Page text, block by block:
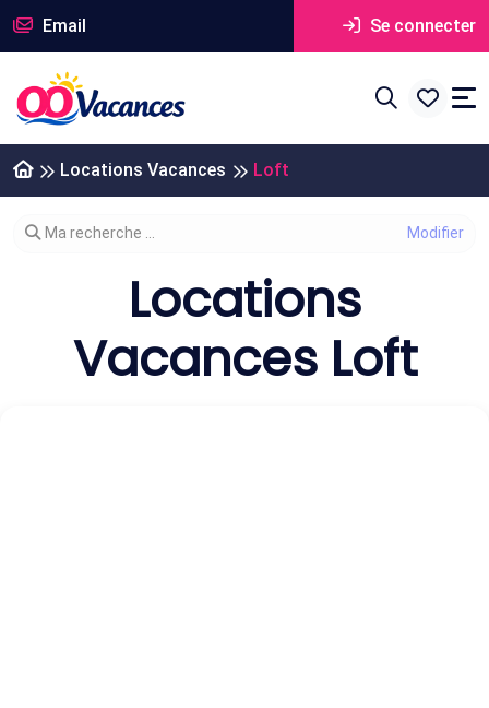
Email Se connecter
Locations Vacances Loft
Modifier votre recherche
Ma recherche ...
Locations
Vacances Loft